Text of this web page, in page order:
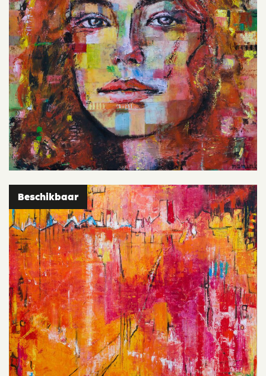
Beschikbaar